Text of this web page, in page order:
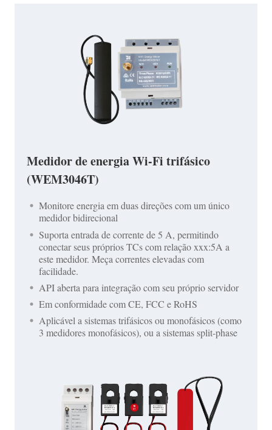
Medidor de energia Wi-Fi trifásico
(WEM3046T)
Monitore energia em duas direções com um único
medidor bidirecional
Suporta entrada de corrente de 5 A, permitindo
conectar seus próprios TCs com relação xxx:5A a
este medidor. Meça correntes elevadas com
facilidade.
API aberta para integração com seu próprio servidor
Em conformidade com CE, FCC e RoHS
Aplicável a sistemas trifásicos ou monofásicos (como
3 medidores monofásicos), ou a sistemas split-phase